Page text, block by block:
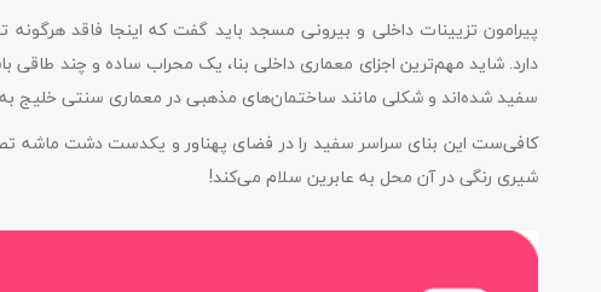
پیرامون تزیینات داخلی و بیرونی مسجد باید گفت که اینجا فاقد
دارد. شاید مهم‌ترین اجزای معماری داخلی بنا، یک محراب ساده و چند طاقی
سفید شده‌اند و شکلی مانند ساختمان‌های مذهبی در معماری سنتی خلیج
کافی‌ست این بنای سراسر سفید را در فضای پهناور و یکدست دشت ماشه
شیری رنگی در آن محل به عابرین سلام می‌کند!